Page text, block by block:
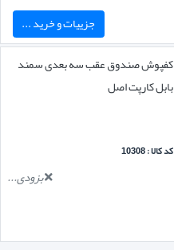
جزییات و خرید ...
کفپوش صندوق عقب سه بعدی سمند
بابل کارپت اصل
کد کالا : 10308
بزودی...